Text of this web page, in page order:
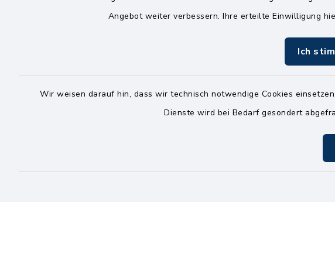
Angebot weiter verbessern. Ihre erteilte Einwilligung
Ich
Wir weisen darauf hin, dass wir technisch notwendige Cookies
Dienste wird bei Bedarf gesondert